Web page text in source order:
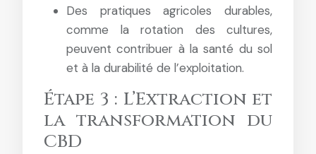
Des pratiques agricoles durables,
comme la rotation des cultures,
peuvent contribuer à la santé du sol
et à la durabilité de l’exploitation.
Étape 3 : L’Extraction et
la transformation du
CBD